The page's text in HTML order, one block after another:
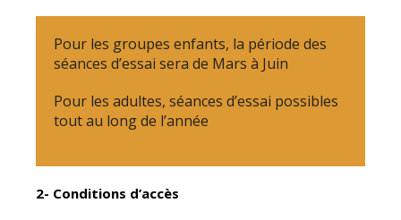
Pour les groupes enfants, la période des
séances d’essai sera de Mars à Juin
Pour les adultes, séances d’essai possibles
tout au long de l’année
2- Conditions d’accès